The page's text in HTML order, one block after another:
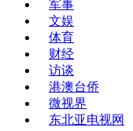
军事
文娱
体育
财经
访谈
港澳台侨
微视界
东北亚电视网